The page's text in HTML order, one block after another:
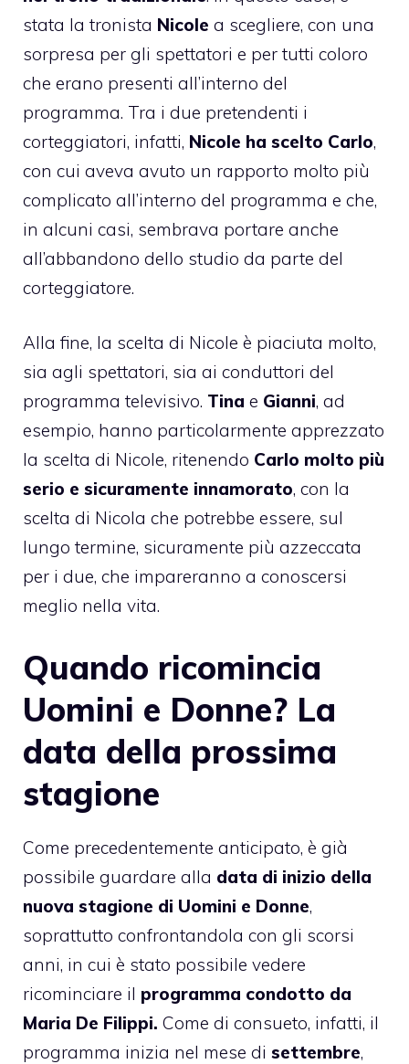
stata la tronista Nicole a scegliere, con una
sorpresa per gli spettatori e per tutti coloro
che erano presenti all’interno del
programma. Tra i due pretendenti i
corteggiatori, infatti, Nicole ha scelto Carlo,
con cui aveva avuto un rapporto molto più
complicato all’interno del programma e che,
in alcuni casi, sembrava portare anche
all’abbandono dello studio da parte del
corteggiatore.
Alla fine, la scelta di Nicole è piaciuta molto,
sia agli spettatori, sia ai conduttori del
programma televisivo. Tina e Gianni, ad
esempio, hanno particolarmente apprezzato
la scelta di Nicole, ritenendo Carlo molto più
serio e sicuramente innamorato, con la
scelta di Nicola che potrebbe essere, sul
lungo termine, sicuramente più azzeccata
per i due, che impareranno a conoscersi
meglio nella vita.
Quando ricomincia
Uomini e Donne? La
data della prossima
stagione
Come precedentemente anticipato, è già
possibile guardare alla data di inizio della
nuova stagione di Uomini e Donne,
soprattutto confrontandola con gli scorsi
anni, in cui è stato possibile vedere
ricominciare il programma condotto da
Maria De Filippi. Come di consueto, infatti, il
programma inizia nel mese di settembre,